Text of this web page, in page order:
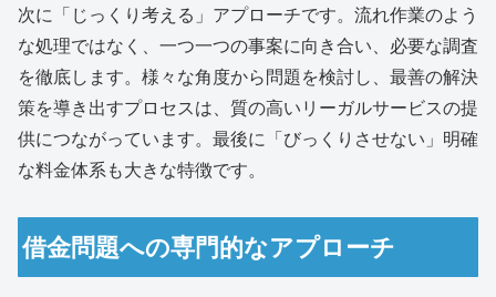
次に「じっくり考える」アプローチです。流れ作業のよう
な処理ではなく、一つ一つの事案に向き合い、必要な調査
を徹底します。様々な角度から問題を検討し、最善の解決
策を導き出すプロセスは、質の高いリーガルサービスの提
供につながっています。最後に「びっくりさせない」明確
な料金体系も大きな特徴です。
借金問題への専門的なアプローチ